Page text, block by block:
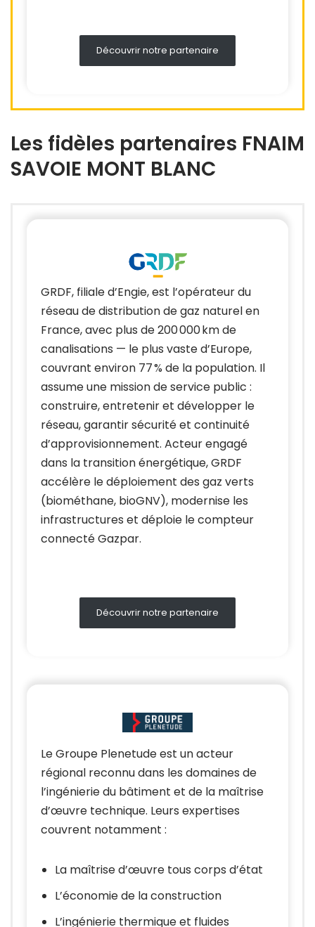
Découvrir notre partenaire
Les fidèles partenaires FNAIM
SAVOIE MONT BLANC
GRDF, filiale d’Engie, est l’opérateur du
réseau de distribution de gaz naturel en
France, avec plus de 200 000 km de
canalisations — le plus vaste d’Europe,
couvrant environ 77 % de la population. Il
assume une mission de service public :
construire, entretenir et développer le
réseau, garantir sécurité et continuité
d’approvisionnement. Acteur engagé
dans la transition énergétique, GRDF
accélère le déploiement des gaz verts
(biométhane, bioGNV), modernise les
infrastructures et déploie le compteur
connecté Gazpar.
Découvrir notre partenaire
Le Groupe Plenetude est un acteur
régional reconnu dans les domaines de
l’ingénierie du bâtiment et de la maîtrise
d’œuvre technique. Leurs expertises
couvrent notamment :
La maîtrise d’œuvre tous corps d’état
L’économie de la construction
L’ingénierie thermique et fluides